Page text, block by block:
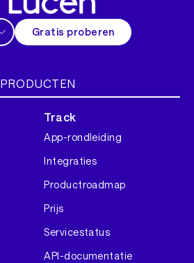
Gratis proberen
PRODUCTEN
Track
App-rondleiding
Integraties
Productroadmap
Prijs
Servicestatus
API-documentatie